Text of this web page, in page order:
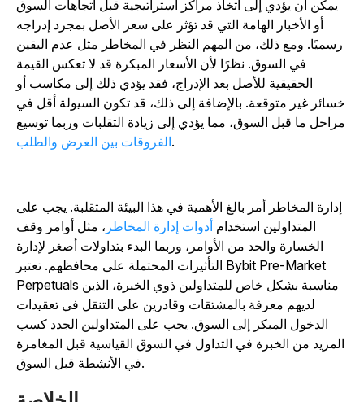
يمكن أن يؤدي إلى اتخاذ مراكز استراتيجية قبل اتجاهات السوق
أو الأخبار الهامة التي قد تؤثر على سعر الأصل بمجرد إدراجه
رسميًا. ومع ذلك، من المهم النظر في المخاطر مثل عدم اليقين
في السوق. نظرًا لأن الأسعار المبكرة قد لا تعكس القيمة
الحقيقية للأصل بعد الإدراج، فقد يؤدي ذلك إلى مكاسب أو
خسائر غير متوقعة. بالإضافة إلى ذلك، قد تكون السيولة أقل في
مراحل ما قبل السوق، مما يؤدي إلى زيادة التقلبات وربما توسيع
الفروقات بين العرض والطلب
إدارة المخاطر أمر بالغ الأهمية في هذا البيئة المتقلبة. يجب على
المتداولين استخدامأدوات إدارة المخاطر، مثل أوامر وقف
الخسارة والحد من الأوامر، وربما البدء بتداولات أصغر لإدارة
التأثيرات المحتملة على محافظهم. تعتبر Bybit Pre-Market
Perpetuals مناسبة بشكل خاص للمتداولين ذوي الخبرة، الذين
لديهم معرفة بالمشتقات وقادرين على التنقل في تعقيدات
الدخول المبكر إلى السوق. يجب على المتداولين الجدد كسب
المزيد من الخبرة في التداول في السوق القياسية قبل المغامرة